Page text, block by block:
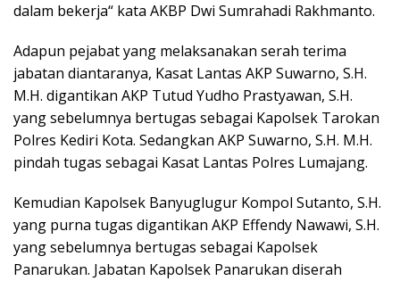
dalam bekerja“ kata AKBP Dwi Sumrahadi Rakhmanto.
Adapun pejabat yang melaksanakan serah terima
jabatan diantaranya, Kasat Lantas AKP Suwarno, S.H.
M.H. digantikan AKP Tutud Yudho Prastyawan, S.H.
yang sebelumnya bertugas sebagai Kapolsek Tarokan
Polres Kediri Kota. Sedangkan AKP Suwarno, S.H. M.H.
pindah tugas sebagai Kasat Lantas Polres Lumajang.
Kemudian Kapolsek Banyuglugur Kompol Sutanto, S.H.
yang purna tugas digantikan AKP Effendy Nawawi, S.H.
yang sebelumnya bertugas sebagai Kapolsek
Panarukan. Jabatan Kapolsek Panarukan diserah